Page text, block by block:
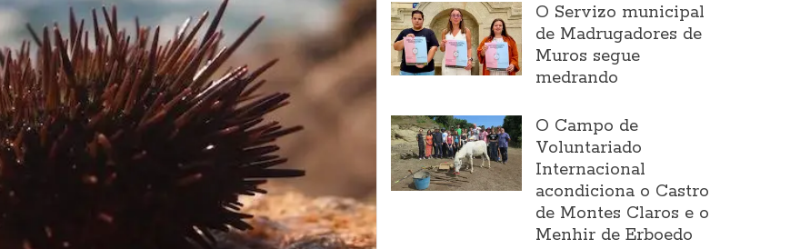
O Servizo municipal
de Madrugadores de
Muros segue
medrando
O Campo de
Voluntariado
Internacional
acondiciona o Castro
de Montes Claros e o
Menhir de Erboedo